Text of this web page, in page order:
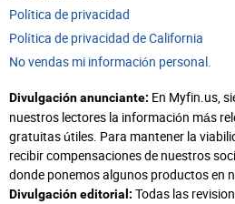
Política de privacidad
Política de privacidad de California
No vendas mi información personal.
Divulgación anunciante: En Myfin.us,
nuestros lectores la información más
gratuitas útiles. Para mantener la
recibir compensaciones de nuestros
donde ponemos algunos productos en
Divulgación editorial: Todas las